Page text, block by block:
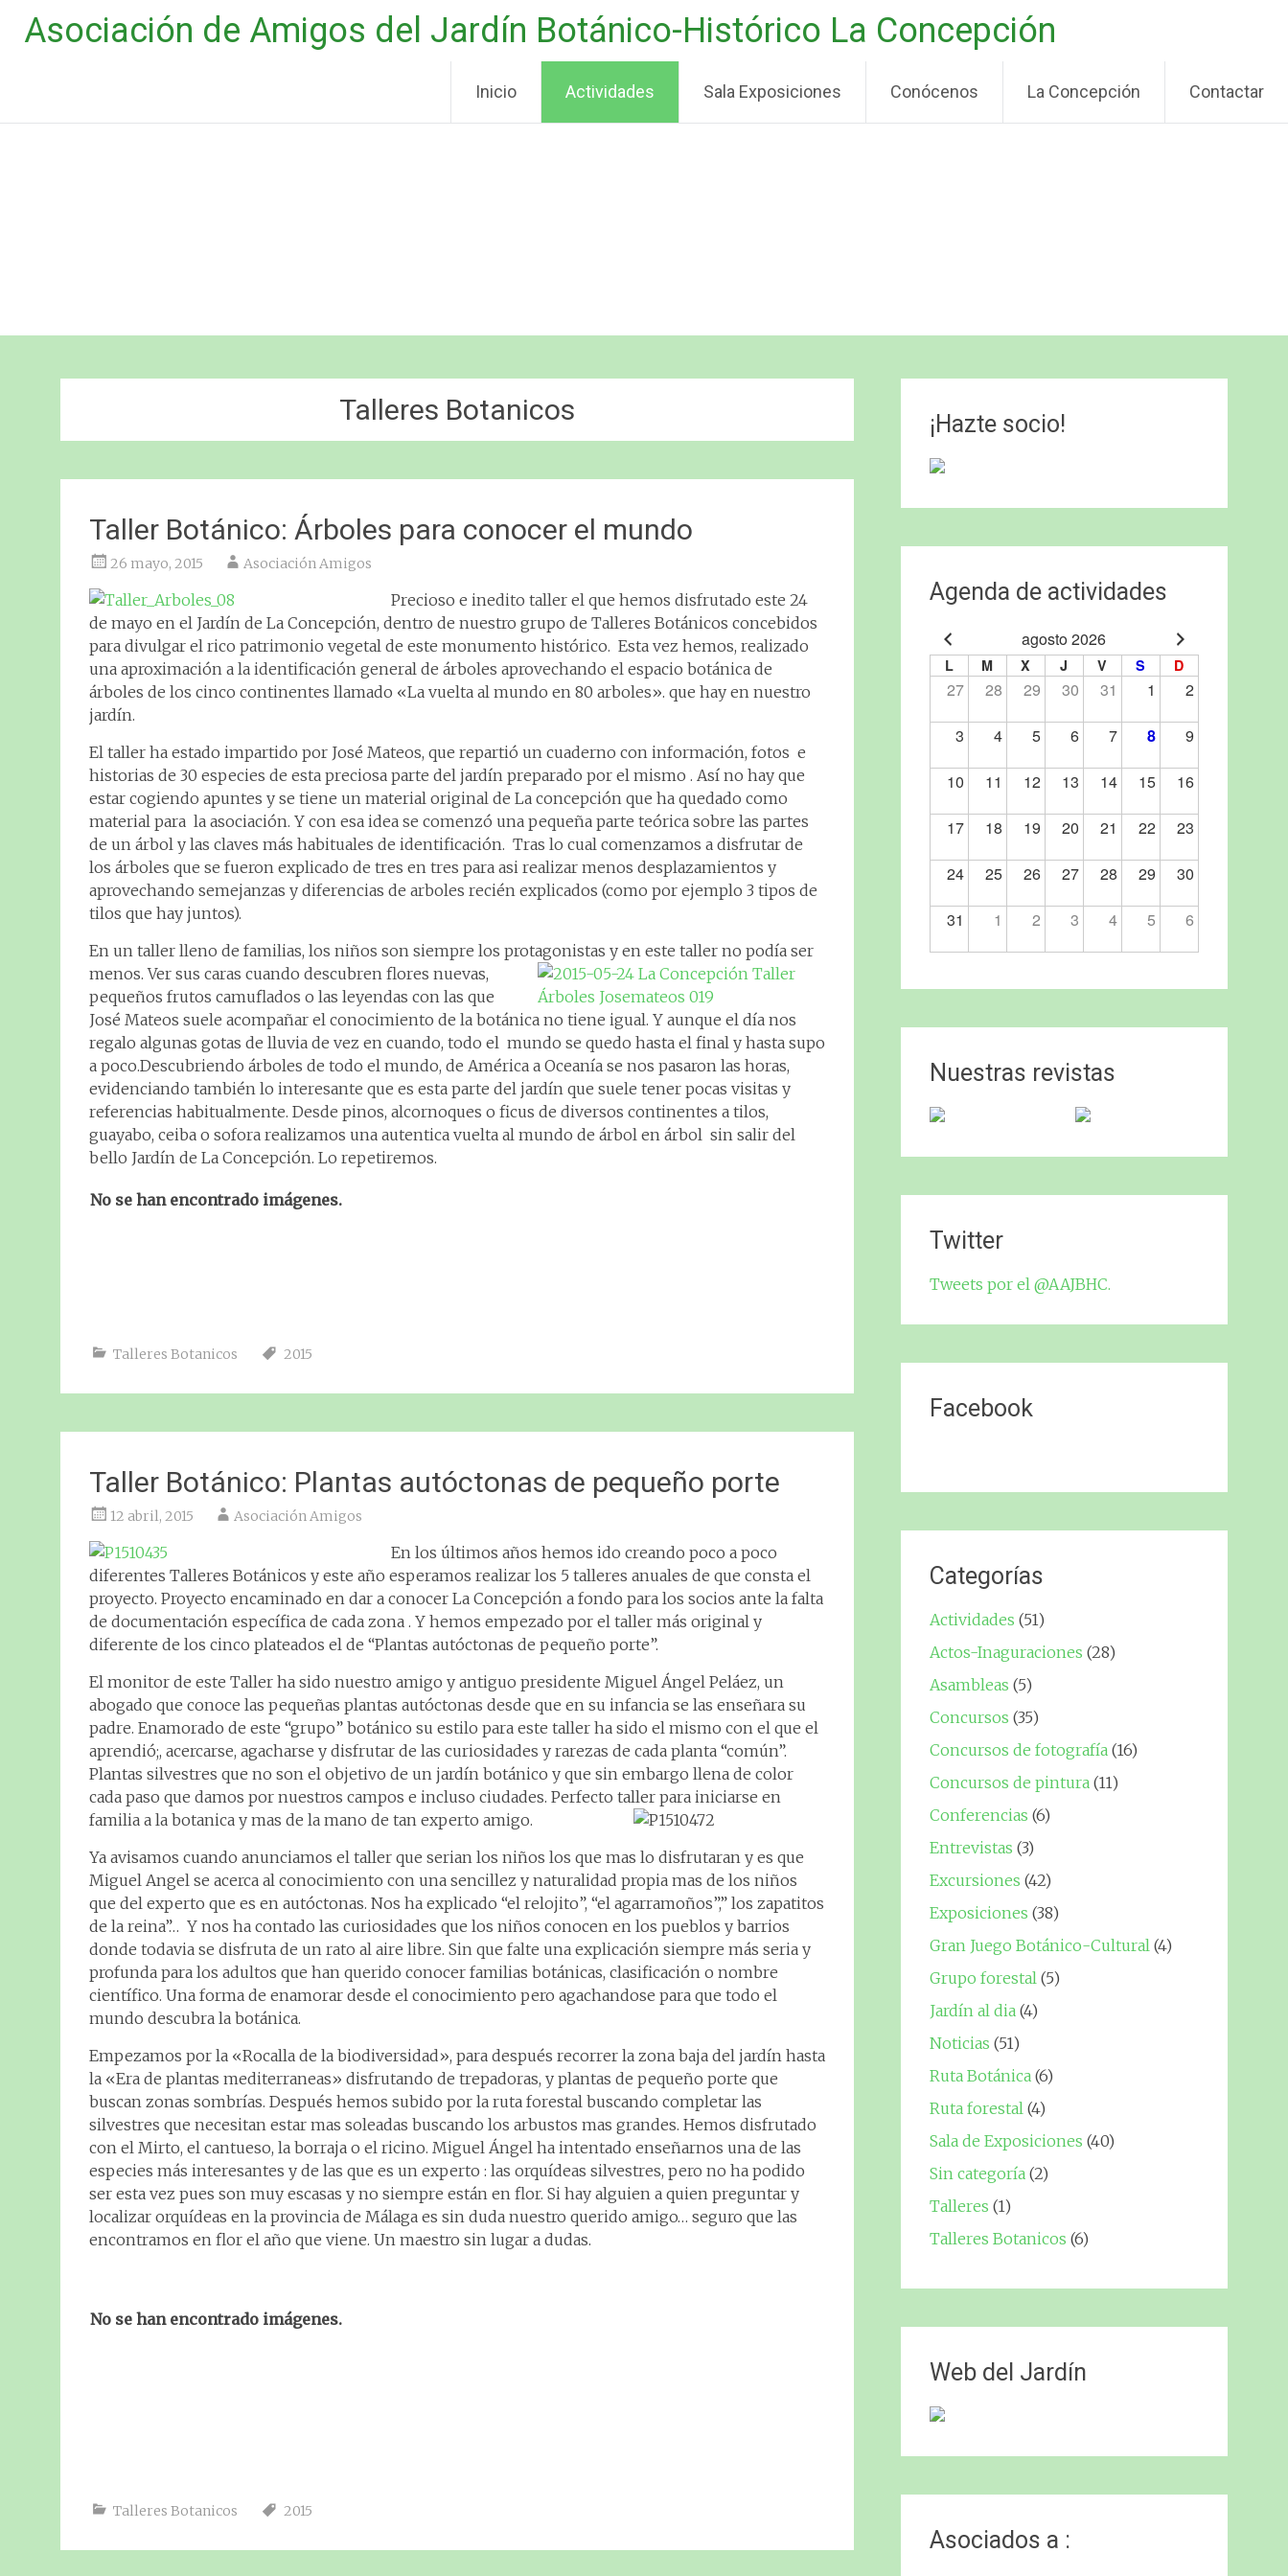
Asociación de Amigos del Jardín Botánico-Histórico La Concepción
Inicio Actividades Sala Exposiciones Conócenos La Concepción Contactar
Talleres Botanicos
Taller Botánico: Árboles para conocer el mundo
26 mayo, 2015 Asociación Amigos
Precioso e inedito taller el que hemos disfrutado este 24
de mayo en el Jardín de La Concepción, dentro de nuestro grupo de Talleres Botánicos concebidos
para divulgar el rico patrimonio vegetal de este monumento histórico. Esta vez hemos, realizado
una aproximación a la identificación general de árboles aprovechando el espacio botánica de
árboles de los cinco continentes llamado «La vuelta al mundo en 80 arboles». que hay en nuestro
jardín.
El taller ha estado impartido por José Mateos, que repartió un cuaderno con información, fotos e
historias de 30 especies de esta preciosa parte del jardín preparado por el mismo . Así no hay que
estar cogiendo apuntes y se tiene un material original de La concepción que ha quedado como
material para la asociación. Y con esa idea se comenzó una pequeña parte teórica sobre las partes
de un árbol y las claves más habituales de identificación. Tras lo cual comenzamos a disfrutar de
los árboles que se fueron explicado de tres en tres para asi realizar menos desplazamientos y
aprovechando semejanzas y diferencias de arboles recién explicados (como por ejemplo 3 tipos de
tilos que hay juntos).
En un taller lleno de familias, los niños son siempre los protagonistas y en este taller no podía ser
menos.Ver sus caras cuando descubren flores nuevas,
pequeños frutos camuflados o las leyendas con las que
José Mateos suele acompañar el conocimiento de la botánica no tiene igual. Y aunque el día nos
regalo algunas gotas de lluvia de vez en cuando, todo el mundo se quedo hasta el final y hasta supo
a poco.Descubriendo árboles de todo el mundo, de América a Oceanía se nos pasaron las horas,
evidenciando también lo interesante que es esta parte del jardín que suele tener pocas visitas y
referencias habitualmente. Desde pinos, alcornoques o ficus de diversos continentes a tilos,
guayabo, ceiba o sofora realizamos una autentica vuelta al mundo de árbol en árbol sin salir del
bello Jardín de La Concepción. Lo repetiremos.
No se han encontrado imágenes.
Talleres Botanicos 2015
Taller Botánico: Plantas autóctonas de pequeño porte
12 abril, 2015 Asociación Amigos
En los últimos años hemos ido creando poco a poco
diferentes Talleres Botánicos y este año esperamos realizar los 5 talleres anuales de que consta el
proyecto. Proyecto encaminado en dar a conocer La Concepción a fondo para los socios ante la falta
de documentación específica de cada zona . Y hemos empezado por el taller más original y
diferente de los cinco plateados el de “Plantas autóctonas de pequeño porte”.
El monitor de este Taller ha sido nuestro amigo y antiguo presidente Miguel Ángel Peláez, un
abogado que conoce las pequeñas plantas autóctonas desde que en su infancia se las enseñara su
padre. Enamorado de este “grupo” botánico su estilo para este taller ha sido el mismo con el que el
aprendió;, acercarse, agacharse y disfrutar de las curiosidades y rarezas de cada planta “común”.
Plantas silvestres que no son el objetivo de un jardín botánico y que sin embargo llena de color
cada paso que damos por nuestros campos e incluso ciudades. Perfecto taller para iniciarse en
familia a la botanica y mas de la mano de tan experto amigo.
Ya avisamos cuando anunciamos el taller que serian los niños los que mas lo disfrutaran y es que
Miguel Angel se acerca al conocimiento con una sencillez y naturalidad propia mas de los niños
que del experto que es en autóctonas. Nos ha explicado “el relojito”, “el agarramoños”,” los zapatitos
de la reina”… Y nos ha contado las curiosidades que los niños conocen en los pueblos y barrios
donde todavia se disfruta de un rato al aire libre. Sin que falte una explicación siempre más seria y
profunda para los adultos que han querido conocer familias botánicas, clasificación o nombre
científico. Una forma de enamorar desde el conocimiento pero agachandose para que todo el
mundo descubra la botánica.
Empezamos por la «Rocalla de la biodiversidad», para después recorrer la zona baja del jardín hasta
la «Era de plantas mediterraneas» disfrutando de trepadoras, y plantas de pequeño porte que
buscan zonas sombrías. Después hemos subido por la ruta forestal buscando completar las
silvestres que necesitan estar mas soleadas buscando los arbustos mas grandes. Hemos disfrutado
con el Mirto, el cantueso, la borraja o el ricino. Miguel Ángel ha intentado enseñarnos una de las
especies más interesantes y de las que es un experto : las orquídeas silvestres, pero no ha podido
ser esta vez pues son muy escasas y no siempre están en flor. Si hay alguien a quien preguntar y
localizar orquídeas en la provincia de Málaga es sin duda nuestro querido amigo… seguro que las
encontramos en flor el año que viene. Un maestro sin lugar a dudas.
No se han encontrado imágenes.
Talleres Botanicos 2015
¡Hazte socio!
Agenda de actividades
agosto 2026
L M X J V S D
27 28 29 30 31 1 2
3 4 5 6 7 8 9
10 11 12 13 14 15 16
17 18 19 20 21 22 23
24 25 26 27 28 29 30
31 1 2 3 4 5 6
Nuestras revistas
Twitter
Tweets por el @AAJBHC.
Facebook
Categorías
Actividades (51)
Actos-Inaguraciones (28)
Asambleas (5)
Concursos (35)
Concursos de fotografía(16)
Concursos de pintura(11)
Conferencias (6)
Entrevistas (3)
Excursiones (42)
Exposiciones (38)
Gran Juego Botánico-Cultural(4)
Grupo forestal(5)
Jardín al dia(4)
Noticias (51)
Ruta Botánica(6)
Ruta forestal(4)
Sala de Exposiciones (40)
Sin categoría(2)
Talleres (1)
Talleres Botanicos (6)
Web del Jardín
Asociados a :